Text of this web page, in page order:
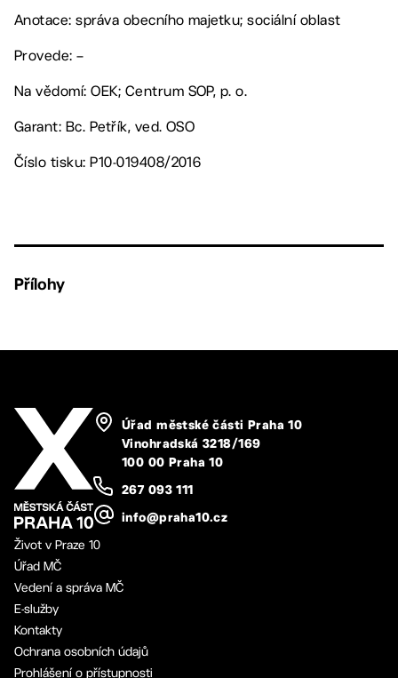
Anotace: správa obecního majetku; sociální oblast
Provede: –
Na vědomí: OEK; Centrum SOP, p. o.
Garant: Bc. Petřík, ved. OSO
Číslo tisku: P10-019408/2016
Přílohy
Úřad městské části Praha 10
Vinohradská 3218/169
100 00 Praha 10
267 093 111
info@praha10.cz
Život v Praze 10
Úřad MČ
Vedení a správa MČ
E-služby
Kontakty
Ochrana osobních údajů
Prohlášení o přístupnosti